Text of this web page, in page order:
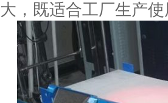
大，既适合工厂生产